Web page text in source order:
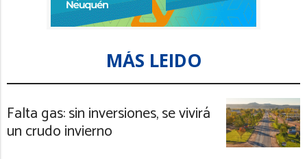
MÁS LEIDO
Falta gas: sin inversiones, se vivirá
un crudo invierno